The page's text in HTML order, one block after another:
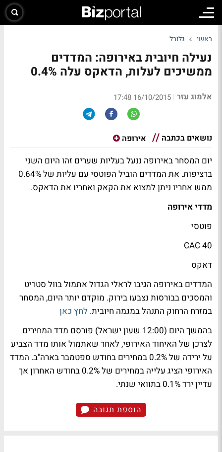
ראשי גלובל
נעילה חיובית באירופה: המדדים
ממשיכים לעלות, הדאקס עלה 0.4%
אלמוג עזר |
16/10/2015 17:48
נושאים בכתבה אירופה
יום המסחר באירופה ננעל בעליות שערים זהו היום השני
ברציפות. את המדדים הוביל הפוטסי עם עליות של 0.64%
ממש אחריו ניתן למצוא את הקאק ואחריו את הדאקס.
מדדי אירופה
פוטסי
CAC 40
דאקס
המדדים באירופה הגיבו לראלי הגדול אתמול בוול סטריט
והמסכים בבורסות נצבעו בירוק. מוקדם יותר היום, המסחר
במזרח הרחוק התנהל במגמה חיובית. לחץ כאן
בהמשך היום (12:00 שעון ישראל) פורסם מדד המחירים
לצרכן של האיחוד האירופי, לאחר שאתמול אותו מדד הצביע
על ירידה של 0.2% במחירים בחודש ספטמבר בארה"ב. המדד
האירופי הציג עלייה במחירים של 0.2% בחודש האחרון אך
עדיין ירד 0.1% בתוואי שנתי.
הוספת תגובה